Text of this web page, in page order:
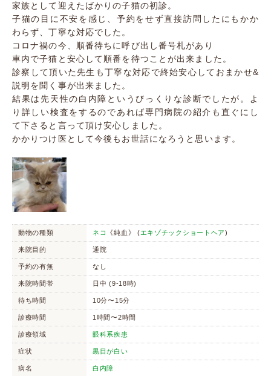
家族として迎えたばかりの子猫の初診。
子猫の目に不安を感じ、予約をせず直接訪問したにもかか
わらず、丁寧な対応でした。
コロナ禍の今、順番待ちに呼び出し番号札があり
車内で子猫と安心して順番を待つことが出来ました。
診察して頂いた先生も丁寧な対応で終始安心しておまかせ&
説明を聞く事が出来ました。
結果は先天性の白内障というびっくりな診断でしたが。よ
り詳しい検査をするのであれば専門病院の紹介も直ぐにし
て下さると言って頂け安心しました。
かかりつけ医として今後もお世話になろうと思います。
動物の種類 ネコ 《純血》 (エキゾチックショートヘア)
来院目的 通院
予約の有無 なし
来院時間帯 日中 (9-18時)
待ち時間 10分〜15分
診療時間 1時間〜2時間
診療領域 眼科系疾患
症状 黒目が白い
病名 白内障